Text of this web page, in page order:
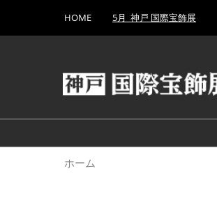
キ
し
て
to
HOME 5月_神戸 国際宝飾展
ホーム